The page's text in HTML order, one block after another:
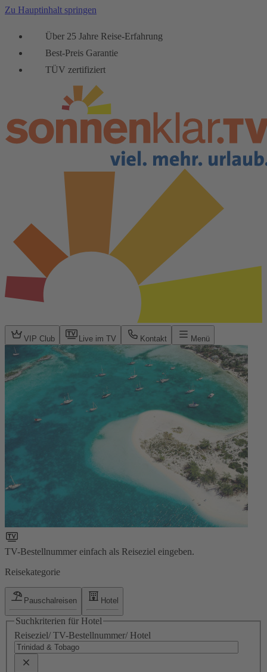
Zu Hauptinhalt springen
Über 25 Jahre Reise-Erfahrung
Best-Preis Garantie
TÜV zertifiziert
VIP Club Live im TV Kontakt Menü
TV-Bestellnummer einfach als Reiseziel eingeben.
Reisekategorie
Pauschalreisen Hotel
Suchkriterien für Hotel
Reiseziel/ TV-Bestellnummer/ Hotel